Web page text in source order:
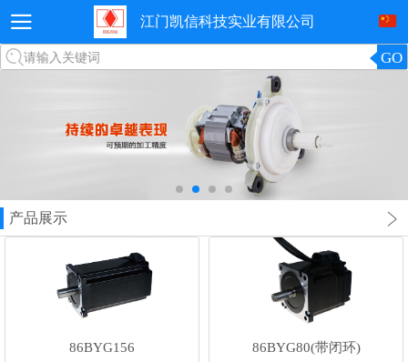
江门凯信科技实业有限公司
GO
请输入关键词
产品展示
86BYG156 86BYG80(带闭环)